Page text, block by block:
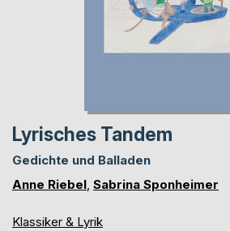
Lyrisches Tandem
Gedichte und Balladen
Anne Riebel, Sabrina Sponheimer
Klassiker & Lyrik